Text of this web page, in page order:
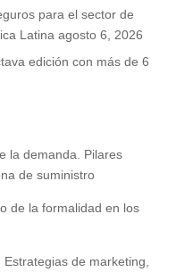
para el sector de
Latina agosto 6, 2026
edición con más de 6
la demanda. Pilares
de suministro
de la formalidad en los
de marketing,